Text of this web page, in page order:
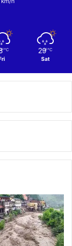
℃ 29 ℃
Sat